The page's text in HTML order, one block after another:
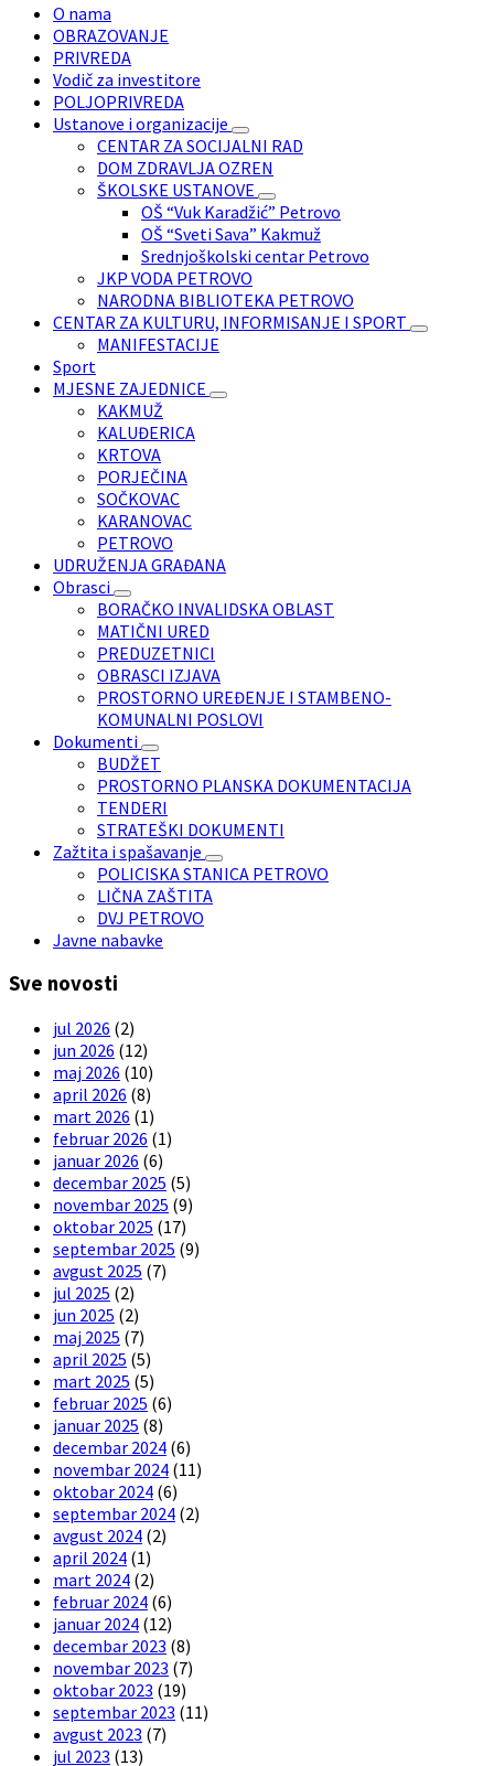
O nama
OBRAZOVANJE
PRIVREDA
Vodič za investitore
POLJOPRIVREDA
Ustanove i organizacije
CENTAR ZA SOCIJALNI RAD
DOM ZDRAVLJA OZREN
ŠKOLSKE USTANOVE
OŠ “Vuk Karadžić” Petrovo
OŠ “Sveti Sava” Kakmuž
Srednjoškolski centar Petrovo
JKP VODA PETROVO
NARODNA BIBLIOTEKA PETROVO
CENTAR ZA KULTURU, INFORMISANJE I SPORT
MANIFESTACIJE
Sport
MJESNE ZAJEDNICE
KAKMUŽ
KALUĐERICA
KRTOVA
PORJEČINA
SOČKOVAC
KARANOVAC
PETROVO
UDRUŽENJA GRAĐANA
Obrasci
BORAČKO INVALIDSKA OBLAST
MATIČNI URED
PREDUZETNICI
OBRASCI IZJAVA
PROSTORNO UREĐENJE I STAMBENO-
KOMUNALNI POSLOVI
Dokumenti
BUDŽET
PROSTORNO PLANSKA DOKUMENTACIJA
TENDERI
STRATEŠKI DOKUMENTI
Zažtita i spašavanje
POLICISKA STANICA PETROVO
LIČNA ZAŠTITA
DVJ PETROVO
Javne nabavke
Sve novosti
jul 2026 (2)
jun 2026 (12)
maj 2026 (10)
april 2026 (8)
mart 2026 (1)
februar 2026 (1)
januar 2026 (6)
decembar 2025 (5)
novembar 2025 (9)
oktobar 2025 (17)
septembar 2025 (9)
avgust 2025 (7)
jul 2025 (2)
jun 2025 (2)
maj 2025 (7)
april 2025 (5)
mart 2025 (5)
februar 2025 (6)
januar 2025 (8)
decembar 2024 (6)
novembar 2024 (11)
oktobar 2024 (6)
septembar 2024 (2)
avgust 2024 (2)
april 2024 (1)
mart 2024 (2)
februar 2024 (6)
januar 2024 (12)
decembar 2023 (8)
novembar 2023 (7)
oktobar 2023 (19)
septembar 2023 (11)
avgust 2023 (7)
jul 2023 (13)